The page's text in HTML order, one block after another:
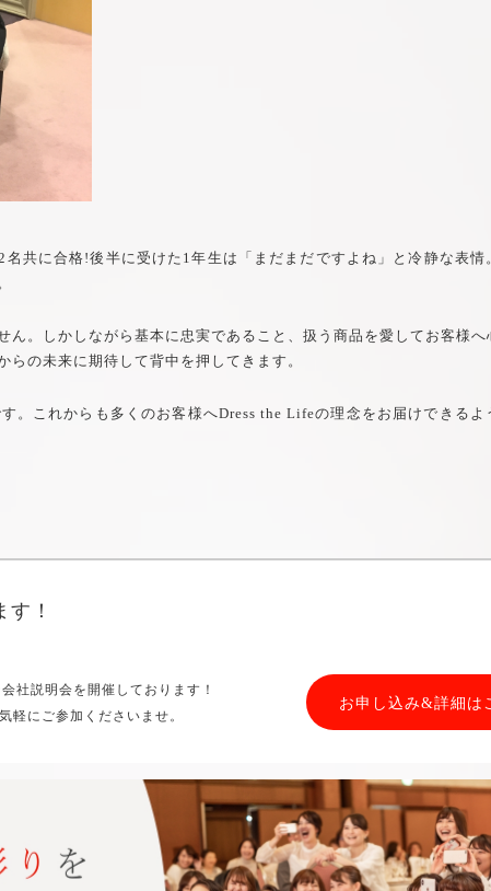
共に合格!後半に受けた1年生は「まだまだですよね」と冷静な表
。しかしながら基本に忠実であること、扱う商品を愛してお客様へ
の未来に期待して背中を押してきます。
。これからも多くのお客様へDress the Lifeの理念をお届けできるよ
！
社説明会を開催しております！
軽にご参加くださいませ。
お申し込み&詳細は